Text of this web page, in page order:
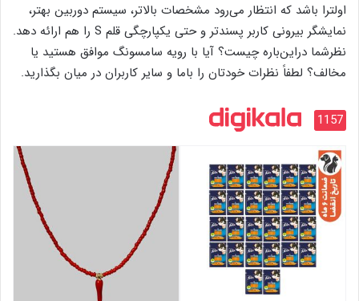
اولترا باشد که انتظار می‌رود مشخصات بالاتر، سیستم دوربین بهتر،
نمایشگر بیرونی کاربر پسندتر و حتی یکپارچگی قلم S را هم ارائه دهد.
نظرشما دراین‌باره چیست؟ آیا با رویه سامسونگ موافق هستید یا
مخالف؟ لطفاً نظرات خودتان را باما و سایر کاربران در میان بگذارید.
1157